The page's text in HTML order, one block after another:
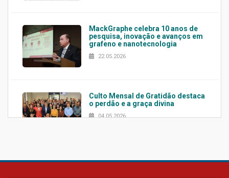
MackGraphe celebra 10 anos de
pesquisa, inovação e avanços em
grafeno e nanotecnologia
22.05.2026
Culto Mensal de Gratidão destaca
o perdão e a graça divina
04.05.2026
Confira como foi o culto mensal